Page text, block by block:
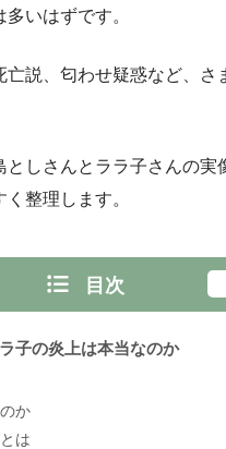
いはずです。
亡説、匂わせ疑惑など、さ
としさんとララ子さんの実
整理します。
目次
子の炎上は本当なのか
か
は